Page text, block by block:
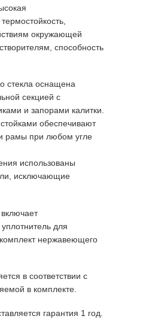
окружающей
способность
стекла оснащена
секцией с
и запорами калитки.
обеспечивают
рамы при любом угле
использованы
исключающие
для
нержавеющего
в соответствии с
в комплекте.
гарантия 1 год.